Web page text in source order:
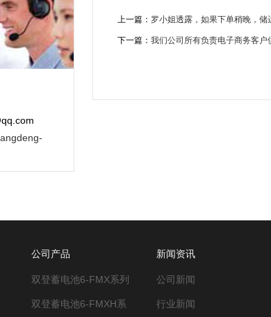
上一篇： 罗小姐透露，如果下单稍晚，
下一篇： 我们公司所有负责电子商务客
公司产品
双登蓄电池6-FMX系列
双登蓄电池6-FMXH系
新闻资讯
公司新闻
行业新闻